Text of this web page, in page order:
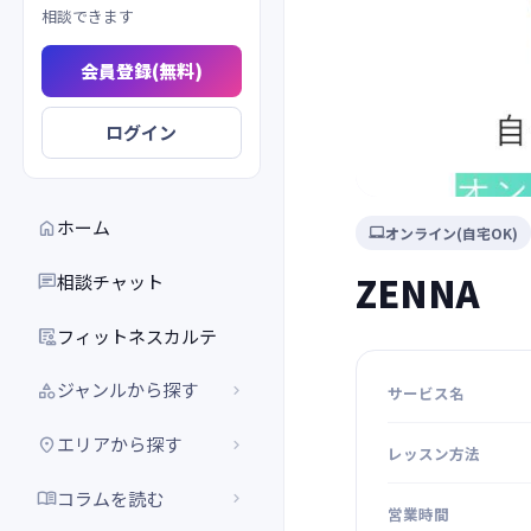
相談できます
会員登録(無料)
ログイン
ホーム
相談チャット
フィットネスカルテ
ジャンルから探す 
エリアから探す 
コラムを読む 
オンライン(自宅OK)
ZENNA
サービス名
レッスン方法
営業時間